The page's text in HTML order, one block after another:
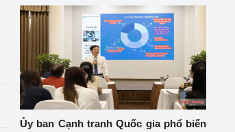
Ủy ban Cạnh tranh Quốc gia phổ biến